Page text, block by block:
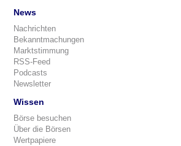
News
Nachrichten
Bekanntmachungen
Marktstimmung
RSS-Feed
Podcasts
Newsletter
Wissen
Börse besuchen
Über die Börsen
Wertpapiere